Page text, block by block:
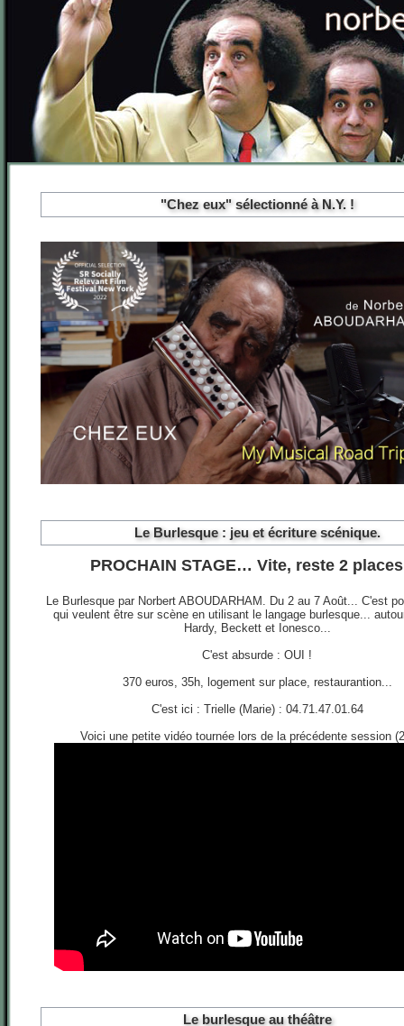
"Chez eux" sélectionné à N.Y. !
Le Burlesque : jeu et écriture scénique.
PROCHAIN STAGE… Vite, reste 2
Le Burlesque par Norbert ABOUDARHAM. Du 2 au 7 Août... C'est
qui veulent être sur scène en utilisant le langage burlesque...
Hardy, Beckett et Ionesco...
C'est absurde : OUI !
370 euros, 35h, logement sur place, restaurantion...
C'est ici : Trielle (Marie) : 04.71.47.01.64
Voici une petite vidéo tournée lors de la précédente session
Le burlesque au théâtre